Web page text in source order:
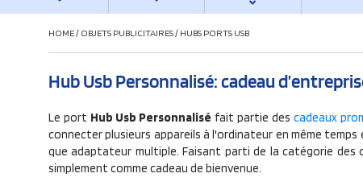
HOME/ OBJETS PUBLICITAIRES/ HUBS PORTS USB
Hub Usb Personnalisé: cadeau
Le port Hub Usb Personnalisé fait partie descadeaux
connecter plusieurs appareils à l'ordinateur en même
que adaptateur multiple. Faisant parti de la catégorie
simplement comme cadeau de bienvenue.